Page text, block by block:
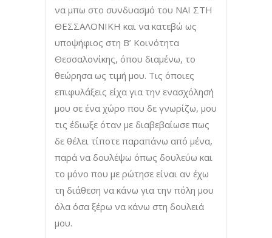
να μπω στο συνδυασμό του ΝΑΙ ΣΤΗ
ΘΕΣΣΑΛΟΝΙΚΗ και να κατεβώ ως
υποψήφιος στη Β’ Κοινότητα
Θεσσαλονίκης, όπου διαμένω, το
θεώρησα ως τιμή μου. Τις όποιες
επιφυλάξεις είχα για την ενασχόλησή
μου σε ένα χώρο που δε γνωρίζω, μου
τις έδιωξε όταν με διαβεβαίωσε πως
δε θέλει τίποτε παραπάνω από μένα,
παρά να δουλέψω όπως δουλεύω και
το μόνο που με ρώτησε είναι αν έχω
τη διάθεση να κάνω για την πόλη μου
όλα όσα ξέρω να κάνω στη δουλειά
μου.